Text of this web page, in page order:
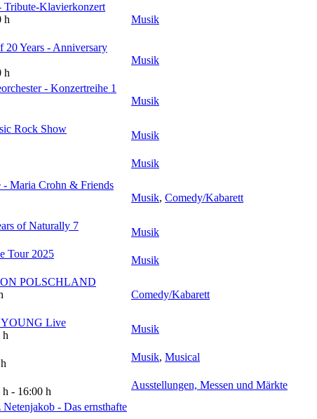
Klavierkonzert
h Musik
Years - Anniversary
h
Musik
- Konzertreihe 1
Musik
Rock Show
Musik
Musik
- Maria Crohn & Friends
Musik, Comedy/Kabarett
of Naturally 7
Musik
Tour 2025
Musik
POLSCHLAND
Comedy/Kabarett
YOUNG Live
h
Musik
Musik, Musical
h - 16:00 h
Ausstellungen, Messen und Märkte
- Das ernsthafte